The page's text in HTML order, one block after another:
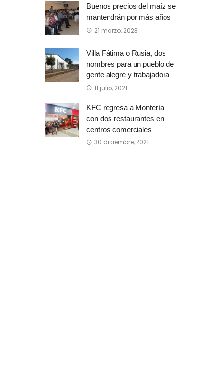
Buenos precios del maíz se
mantendrán por más años
21 marzo, 2023
Villa Fátima o Rusia, dos
nombres para un pueblo de
gente alegre y trabajadora
11 julio, 2021
KFC regresa a Montería
con dos restaurantes en
centros comerciales
30 diciembre, 2021